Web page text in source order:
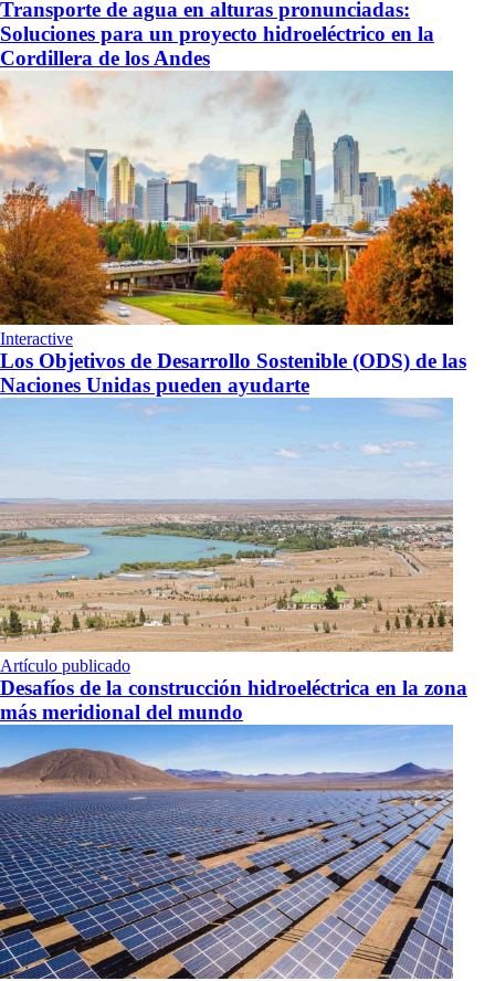
Transporte de agua en alturas pronunciadas:
Soluciones para un proyecto hidroeléctrico en la
Cordillera de los Andes
Interactive
Los Objetivos de Desarrollo Sostenible (ODS) de las
Naciones Unidas pueden ayudarte
Artículo publicado
Desafíos de la construcción hidroeléctrica en la zona
más meridional del mundo